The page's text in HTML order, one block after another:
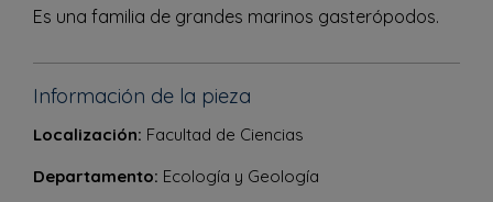
Es una familia de grandes marinos gasterópodos.
Información de la pieza
Localización: Facultad de Ciencias
Departamento: Ecología y Geología